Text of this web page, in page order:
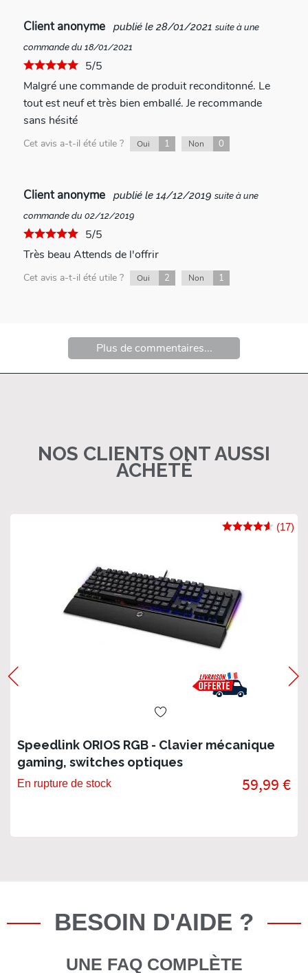
Client anonyme publié le 28/01/2021 suite à une
commande du 18/01/2021
5/5
Malgré une commande de produit reconditonné. Le
tout est neuf et très bien emballé. Je recommande
sans hésité
Cet avis a-t-il été utile ? Oui 1 Non 0
Client anonyme publié le 14/12/2019 suite à une
commande du 02/12/2019
5/5
Très beau Attends de l'offrir
Cet avis a-t-il été utile ? Oui 2 Non 1
Plus de commentaires...
NOS CLIENTS ONT AUSSI
ACHETÉ
Speedlink ORIOS RGB - Clavier mécanique
gaming, switches optiques
(17)
En rupture de stock 59,99 €
BESOIN D'AIDE ?
UNE FAQ COMPLÈTE